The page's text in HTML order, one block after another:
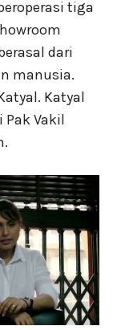
tiga
dari
manusia.
Katyal
Vakil